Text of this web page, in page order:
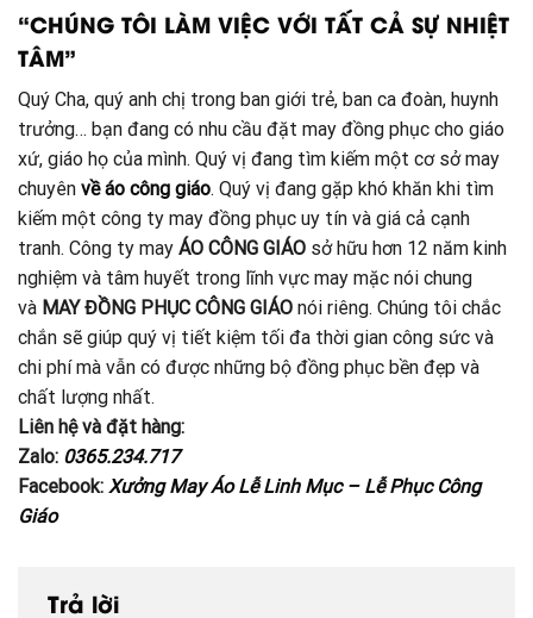
“CHÚNG TÔI LÀM VIỆC VỚI TẤT CẢ SỰ NHIỆT
TÂM”
Quý Cha, quý anh chị trong ban giới trẻ, ban ca đoàn, huynh
trưởng… bạn đang có nhu cầu đặt may đồng phục cho giáo
xứ, giáo họ của mình. Quý vị đang tìm kiếm một cơ sở may
chuyên về áo công giáo. Quý vị đang gặp khó khăn khi tìm
kiếm một công ty may đồng phục uy tín và giá cả cạnh
tranh. Công ty may ÁO CÔNG GIÁO sở hữu hơn 12 năm kinh
nghiệm và tâm huyết trong lĩnh vực may mặc nói chung
và MAY ĐỒNG PHỤC CÔNG GIÁO nói riêng. Chúng tôi chắc
chắn sẽ giúp quý vị tiết kiệm tối đa thời gian công sức và
chi phí mà vẫn có được những bộ đồng phục bền đẹp và
chất lượng nhất.
Liên hệ và đặt hàng:
Zalo: 0365.234.717
Facebook: Xưởng May Áo Lễ Linh Mục – Lễ Phục Công
Giáo
Trả lời